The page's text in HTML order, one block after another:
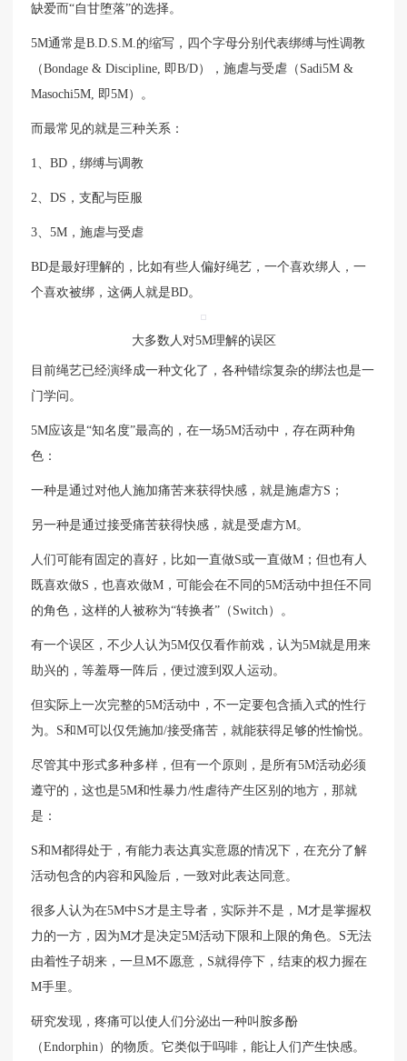
缺爱而“自甘堕落”的选择。
5M通常是B.D.S.M.的缩写，四个字母分别代表绑缚与性调教
（Bondage & Discipline, 即B/D），施虐与受虐（Sadi5M &
Masochi5M, 即5M）。
而最常见的就是三种关系：
1、BD，绑缚与调教
2、DS，支配与臣服
3、5M，施虐与受虐
BD是最好理解的，比如有些人偏好绳艺，一个喜欢绑人，一
个喜欢被绑，这俩人就是BD。
大多数人对5M理解的误区
目前绳艺已经演绎成一种文化了，各种错综复杂的绑法也是一
门学问。
5M应该是“知名度”最高的，在一场5M活动中，存在两种角
色：
一种是通过对他人施加痛苦来获得快感，就是施虐方S；
另一种是通过接受痛苦获得快感，就是受虐方M。
人们可能有固定的喜好，比如一直做S或一直做M；但也有人
既喜欢做S，也喜欢做M，可能会在不同的5M活动中担任不同
的角色，这样的人被称为“转换者”（Switch）。
有一个误区，不少人认为5M仅仅看作前戏，认为5M就是用来
助兴的，等羞辱一阵后，便过渡到双人运动。
但实际上一次完整的5M活动中，不一定要包含插入式的性行
为。S和M可以仅凭施加/接受痛苦，就能获得足够的性愉悦。
尽管其中形式多种多样，但有一个原则，是所有5M活动必须
遵守的，这也是5M和性暴力/性虐待产生区别的地方，那就
是：
S和M都得处于，有能力表达真实意愿的情况下，在充分了解
活动包含的内容和风险后，一致对此表达同意。
很多人认为在5M中S才是主导者，实际并不是，M才是掌握权
力的一方，因为M才是决定5M活动下限和上限的角色。S无法
由着性子胡来，一旦M不愿意，S就得停下，结束的权力握在
M手里。
研究发现，疼痛可以使人们分泌出一种叫胺多酚
（Endorphin）的物质。它类似于吗啡，能让人们产生快感。